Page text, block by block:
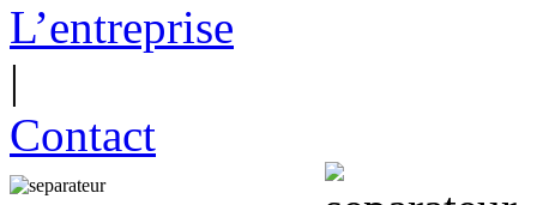
L’entreprise
|
Contact